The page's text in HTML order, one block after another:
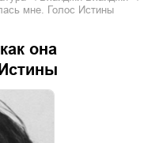
мне. Голос Истины
она